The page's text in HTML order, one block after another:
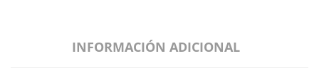
INFORMACIÓN ADICIONAL